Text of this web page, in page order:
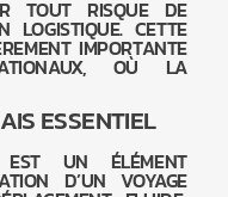
TOUT RISQUE DE
LOGISTIQUE. CETTE
IMPORTANTE
OÙ LA
ESSENTIEL
EST UN ÉLÉMENT
D’UN VOYAGE